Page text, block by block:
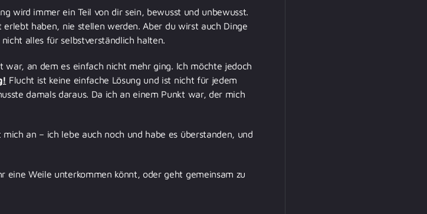
wird immer ein Teil von dir sein, bewusst und unbewusst.
haben, nie stellen werden. Aber du wirst auch Dinge
alles für selbstverständlich halten.
an dem es einfach nicht mehr ging. Ich möchte jedoch
Flucht ist keine einfache Lösung und ist nicht für jedem
damals daraus. Da ich an einem Punkt war, der mich
mich an – ich lebe auch noch und habe es überstanden, und
eine Weile unterkommen könnt, oder geht gemeinsam zu